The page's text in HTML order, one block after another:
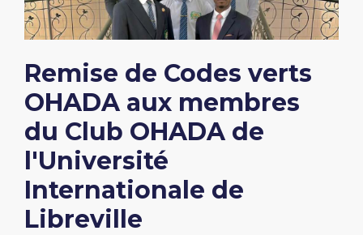
Remise de Codes verts
OHADA aux membres
du Club OHADA de
l'Université
Internationale de
Libreville